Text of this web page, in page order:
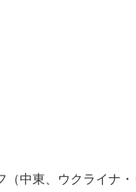
（中東、ウクライナ・